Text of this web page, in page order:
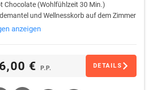
Chocolate (Wohlfühlzeit 30 Min.)
und Wellnesskorb auf dem Zimmer
SPA
anzeigen
€ P.P. DETAILS